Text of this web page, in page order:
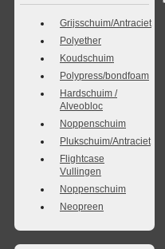
Grijsschuim/Antraciet
Polyether
Koudschuim
Polypress/bondfoam
Hardschuim /
Alveobloc
Noppenschuim
Plukschuim/Antraciet
Flightcase
Vullingen
Noppenschuim
Neopreen